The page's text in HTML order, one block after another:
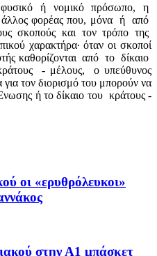
φυσικό ή νομικό πρόσωπο,
η
άλλος φορέας που, μόνα ή
από
σκοπούς και τον τρόπο της
χαρακτήρα· όταν οι σκοποί
καθορίζονται από το δίκαιο
- μέλους,
ο υπεύθυνος
για τον διορισμό του μπορούν να
ή το δίκαιο του κράτους -
οι «ερυθρόλευκοι»
στην Α1 μπάσκετ